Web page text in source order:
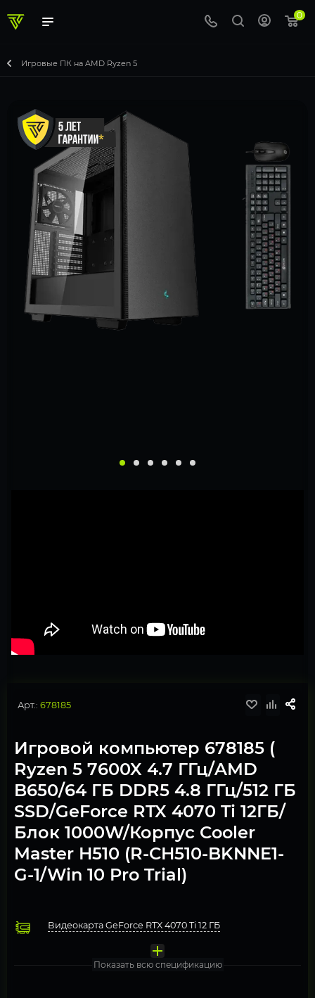
0
Игровые ПК на AMD Ryzen 5
Арт.: 678185
Игровой компьютер 678185 (
Ryzen 5 7600X 4.7 ГГц/AMD
B650/64 ГБ DDR5 4.8 ГГц/512 ГБ
SSD/GeForce RTX 4070 Ti 12ГБ/
Блок 1000W/Корпус Cooler
Master H510 (R-CH510-BKNNE1-
G-1/Win 10 Pro Trial)
Видеокарта GeForce RTX 4070 Ti 12 ГБ
Показать всю спецификацию